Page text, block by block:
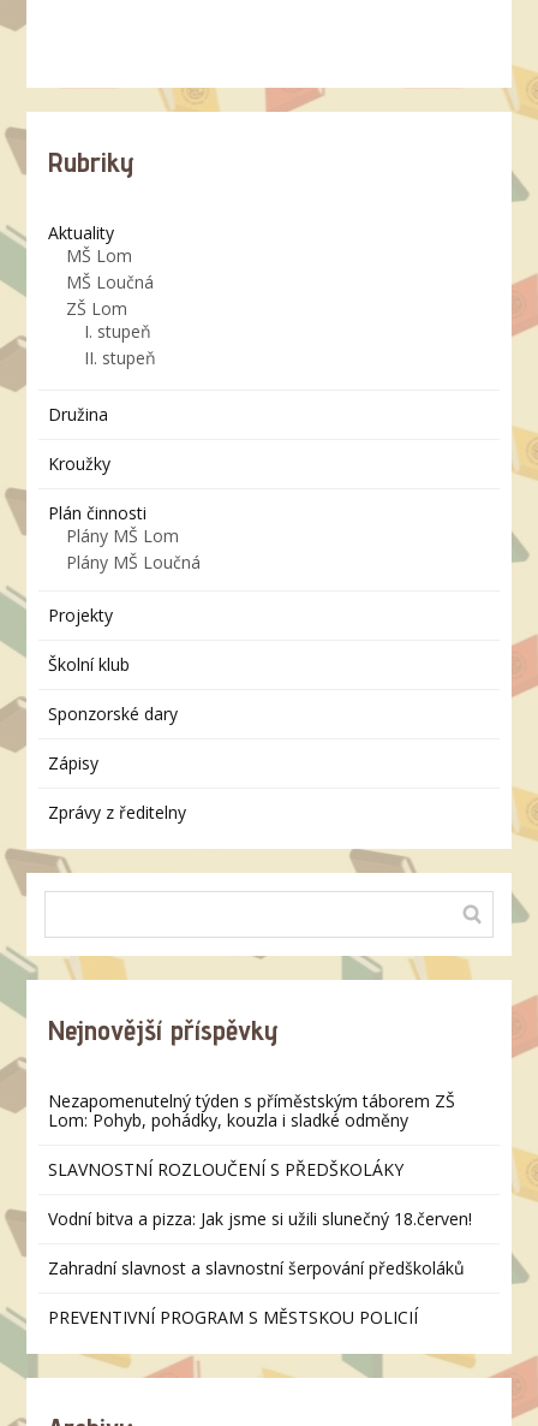
Rubriky
Aktuality
MŠ Lom
MŠ Loučná
ZŠ Lom
I. stupeň
II. stupeň
Družina
Kroužky
Plán činnosti
Plány MŠ Lom
Plány MŠ Loučná
Projekty
Školní klub
Sponzorské dary
Zápisy
Zprávy z ředitelny
Nejnovější příspěvky
Nezapomenutelný týden s příměstským táborem ZŠ
Lom: Pohyb, pohádky, kouzla i sladké odměny
SLAVNOSTNÍ ROZLOUČENÍ S PŘEDŠKOLÁKY
Vodní bitva a pizza: Jak jsme si užili slunečný 18.červen!
Zahradní slavnost a slavnostní šerpování předškoláků
PREVENTIVNÍ PROGRAM S MĚSTSKOU POLICIÍ